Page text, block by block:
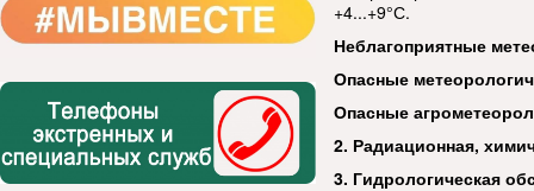
+4...+9°С.
Неблагоприятные
Опасные
Опасные
2. Радиационная,
3. Гидрологическая